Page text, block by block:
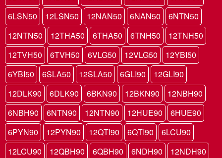
6LSN50
12LSN50 12NAN50 6NAN50
6NTN50
12NTN50
12THA50 6THA50 6TNH50
12TNH50
12TVH50
6TVH50 6VLG50 12VLG50
12YBI50
6YBI50
6SLA50 12SLA50 6GLI90
12GLI90
12DLK90
6DLK90 6BKN90 12BKN90
12NBH90
6NBH90
6NTN90 12NTN90 12HUE90
6HUE90
6PYN90
12PYN90 12QTI90 6QTI90
6LCU90
12LCU90
12QBH90 6QBH90 6NDH90
12NDH90